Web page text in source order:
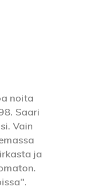
noita
Saari
Vain
ja